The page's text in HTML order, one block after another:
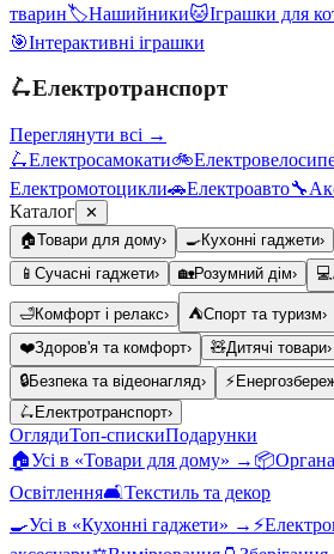
тварин🏷️Нашийники🐱Іграшки для
🎯Інтерактивні іграшки
🛴Електротранспорт
Переглянути всі →
🛴Електросамокати🚲
Електромотоцикли🚗Електроавто🔧
Каталог ✕
🏠Товари для дому› 🍳Кухонні гаджети›
📱 Сучасні гаджети› 🏡Розумний дім› 💻
🛁Комфорт і релакс› ⛺Спорт та туризм›
❤️Здоров'я та комфорт› 🧸Дитячі товари›
🔒Безпека та відеонагляд› ⚡
🛴 Електротранспорт›
ОглядиТоп-спискиПодарунки
🏠Усі в «Товари для дому» → 📦
Освітлення🛋️Текстиль та декор
🍳Усі в «Кухонні гаджети» → ⚡